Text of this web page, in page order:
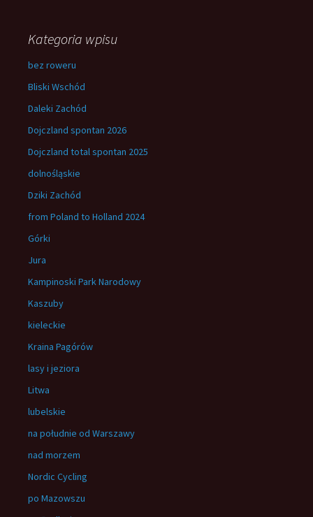
Kategoria wpisu
bez roweru
Bliski Wschód
Daleki Zachód
Dojczland spontan 2026
Dojczland total spontan 2025
dolnośląskie
Dziki Zachód
from Poland to Holland 2024
Górki
Jura
Kampinoski Park Narodowy
Kaszuby
kieleckie
Kraina Pagórów
lasy i jeziora
Litwa
lubelskie
na południe od Warszawy
nad morzem
Nordic Cycling
po Mazowszu